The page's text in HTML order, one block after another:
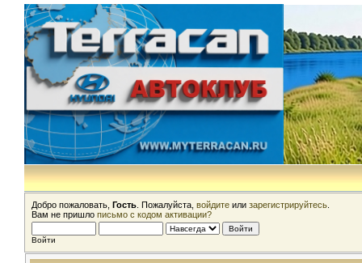
Добро пожаловать, Гость . Пожалуйста, войдите или зарегистрируйтесь
Вам не пришло письмо с кодом активации?
Войти